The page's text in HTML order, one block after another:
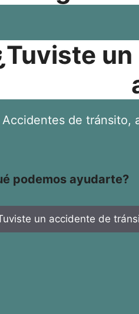
Accidentes de tránsito,
podemos ayudarte?
un accidente de